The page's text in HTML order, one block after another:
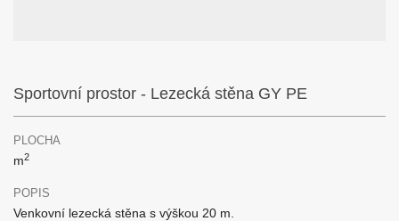
Sportovní prostor - Lezecká stěna GY PE
PLOCHA
m2
POPIS
Venkovní lezecká stěna s výškou 20 m.